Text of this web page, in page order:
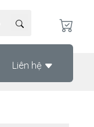
Liên hệ